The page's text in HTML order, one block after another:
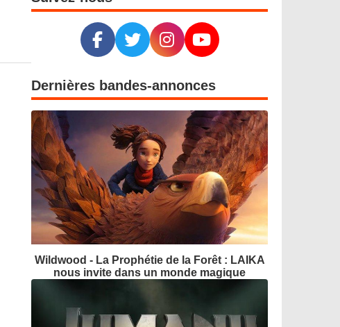
Dernières bandes-annonces
Wildwood - La Prophétie de la Forêt : LAIKA
nous invite dans un monde magique